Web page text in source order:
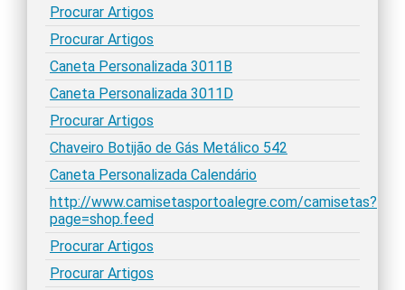
Procurar Artigos
Procurar Artigos
Caneta Personalizada 3011B
Caneta Personalizada 3011D
Procurar Artigos
Chaveiro Botijão de Gás Metálico 542
Caneta Personalizada Calendário
http://www.camisetasportoalegre.com/camisetas?
page=shop.feed
Procurar Artigos
Procurar Artigos